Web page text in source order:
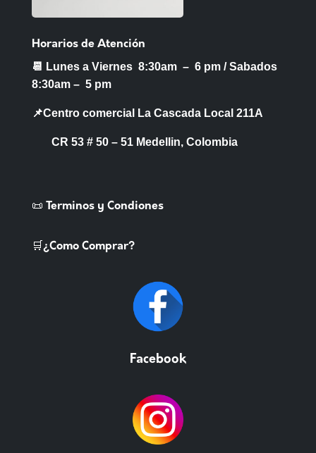
Horarios de Atención
📆 Lunes a Viernes 8:30am – 6 pm /Sabados
8:30am – 5 pm
📌Centro comercial La Cascada Local 211A
CR 53 # 50 – 51 Medellin, Colombia
📜 Terminos y Condiones
🛒¿Como Comprar?
Facebook